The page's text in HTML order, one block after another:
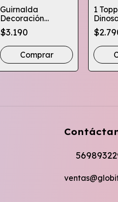
Guirnalda
Decoración
Cumpleaños
Dinosaurios
Dragones
$3.190
Comprar
1